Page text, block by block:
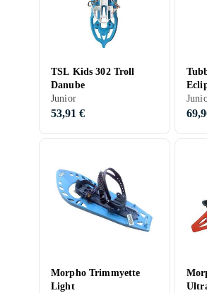
TSL Kids 302 Troll
Danube
Junior
53,91 €
Morpho Trimmyette
Light